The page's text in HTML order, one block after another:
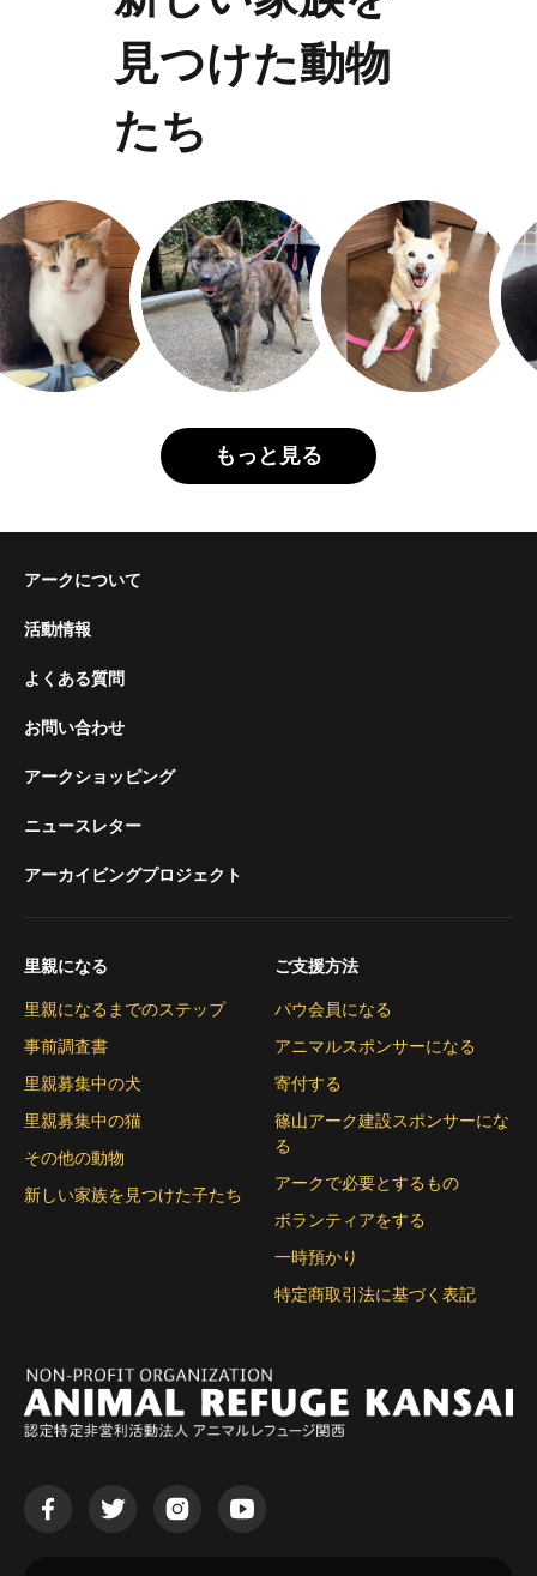
見つけた動物
たち
もっと見る
アークについて
活動情報
よくある質問
お問い合わせ
アークショッピング
ニュースレター
アーカイビングプロジェクト
里親になる
里親になるまでのステップ
事前調査書
里親募集中の犬
里親募集中の猫
その他の動物
新しい家族を見つけた子たち
ご支援方法
パウ会員になる
アニマルスポンサーになる
寄付する
篠山アーク建設スポンサーにな
る
アークで必要とするもの
ボランティアをする
一時預かり
特定商取引法に基づく表記